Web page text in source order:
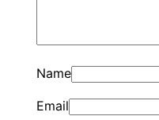
Name
Email